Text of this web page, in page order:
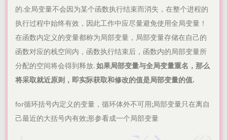
的.全局变量不会因为某个函数执行结束而消失，在整个进程的
执行过程中始终有效，因此工作中应尽量避免使用全局变量！
在函数内定义的变量都称为局部变量，局部变量存储在自己的
函数对应的栈空间内，函数执行结束后，函数内的局部变量所
分配的空间将会得到释放.如果局部变量与全局变量重名，那么
将采取就近原则，即实际获取和修改的值是局部变量的值.
for循环括号内定义的变量，循环体外不可用;局部变量只在离自
己最近的大括号内有效;形参看成一个局部变量